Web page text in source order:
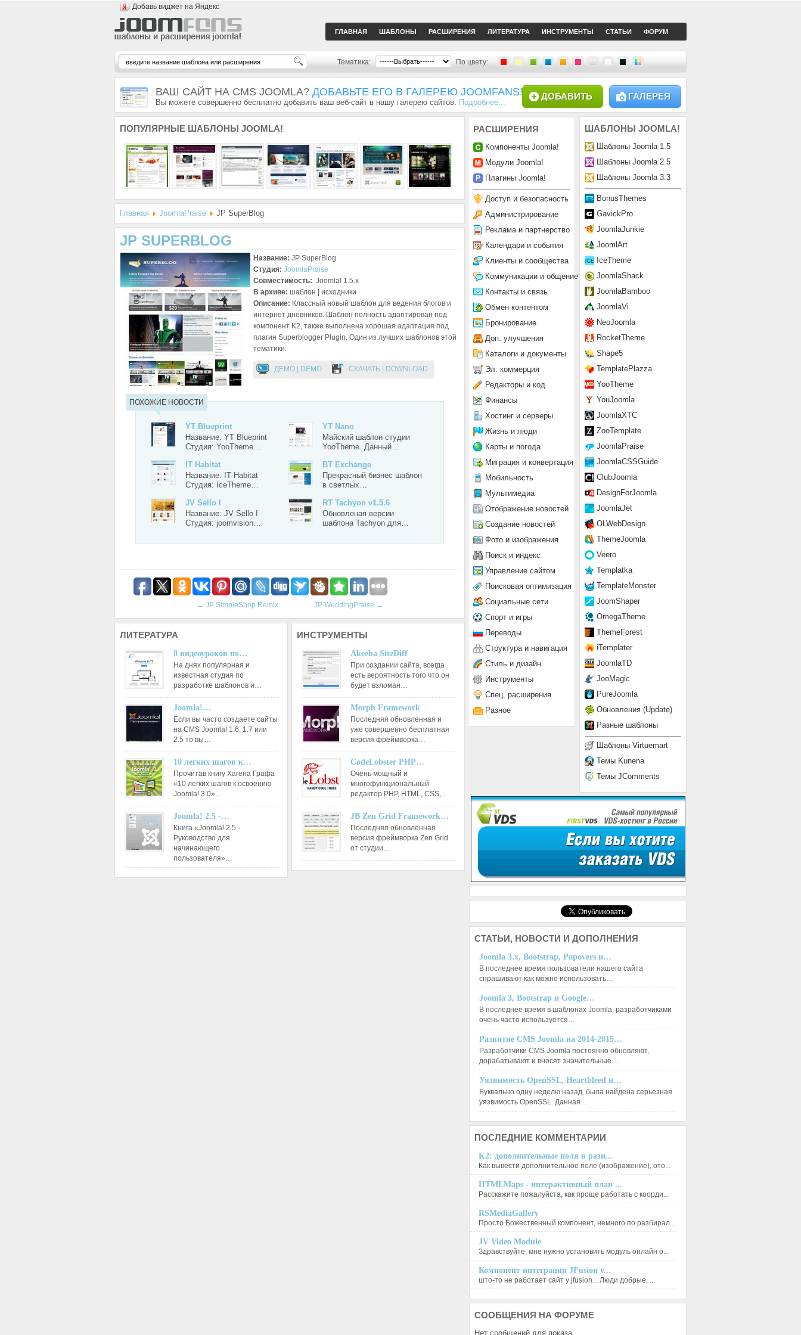
Добавь виджет на Яндекс
ГЛАВНАЯ ШАБЛОНЫ РАСШИРЕНИЯ ЛИТЕРАТУРА ИНСТРУМЕНТЫ СТАТЬИ ФОРУМ
Тематика: По цвету:
ВАШ САЙТ НА CMS JOOMLA? ДОБАВЬТЕ ЕГО В ГАЛЕРЕЮ JOOMFANS!
Вы можете совершенно бесплатно добавить ваш веб-сайт в нашу галерею сайтов. Подробнее...
ГАЛЕРЕЯ
ДОБАВИТЬ
ПОПУЛЯРНЫЕ ШАБЛОНЫ JOOMLA!
Главная JoomlaPraise JP SuperBlog
JP SUPERBLOG
Название: JP SuperBlog
Студия: JoomlaPraise
Совместимость: Joomla! 1.5.x
В архиве: шаблон | исходники
Описание: Классный новый шаблон для ведения блогов и
интернет дневников. Шаблон полность адаптирован под
компонент K2, также выполнена хорошая адаптация под
плагин Superblogger Plugin. Один из лучших шаблонов этой
тематики.
ДЕМО | DEMO СКАЧАТЬ | DOWNLOAD
ПОХОЖИЕ НОВОСТИ
YT Blueprint
Название: YT Blueprint
Студия: YooTheme…
YT Nano
Майский шаблон студии
YooTheme. Данный…
IT Habitat
Название: IT Habitat
Студия: IceTheme…
BT Exchange
Прекрасный бизнес шаблон
в светлых…
JV Sello I
Название: JV Sello I
Студия: joomvision…
RT Tachyon v1.5.6
Обновленая версии
шаблона Tachyon для…
← JP SimpleShop Remix JP WeddingPraise →
ЛИТЕРАТУРА
8 видеоуроков по…
На днях популярная и
известная студия по
разработке шаблонов и…
Joomla!…
Если вы часто создаете сайты
на CMS Joomla! 1.6, 1.7 или
2.5 то вы…
10 легких шагов к…
Прочитав книгу Хагена Графа
«10 легких шагов к освоению
Joomla! 3.0»…
Joomla! 2.5 -…
Книга «Joomla! 2.5 -
Руководство для
начинающего
пользователя»…
ИНСТРУМЕНТЫ
Akeeba SiteDiff
При создании сайта, всегда
есть вероятность того что он
будет взломан…
Morph Framework
Последняя обновленная и
уже совершенно бесплатная
версия фреймворка…
CodeLobster PHP…
Очень мощный и
многофункциональный
редактор РНР, HTML, CSS,…
JB Zen Grid Framework…
Последняя обновленная
версия фреймворка Zen Grid
от студии…
ШАБЛОНЫ JOOMLA!
Шаблоны Joomla 1.5
Шаблоны Joomla 2.5
Шаблоны Joomla 3.3
BonusThemes
GavickPro
JoomlaJunkie
JoomlArt
IceTheme
JoomlaShack
JoomlaBamboo
JoomlaVi
NeoJoomla
RocketTheme
Shape5
TemplatePlazza
YooTheme
YouJoomla
JoomlaXTC
ZooTemplate
JoomlaPraise
JoomlaCSSGuide
ClubJoomla
DesignForJoomla
JoomlaJet
OLWebDesign
ThemeJoomla
Veero
Templatka
TemplateMonster
JoomShaper
OmegaTheme
ThemeForest
iTemplater
JoomlaTD
JooMagic
PureJoomla
Обновления (Update)
Разные шаблоны
Шаблоны Virtuemart
Темы Kunena
Темы JComments
РАСШИРЕНИЯ
Компоненты Joomla!
Модули Joomla!
Плагины Joomla!
Доступ и безопасность
Администрирование
Реклама и партнерство
Календари и события
Клиенты и сообщества
Коммуникации и общение
Контакты и связь
Обмен контентом
Бронирование
Доп. улучшения
Каталоги и документы
Эл. коммерция
Редакторы и код
Финансы
Хостинг и серверы
Жизнь и люди
Карты и погода
Миграция и конвертация
Мобильность
Мультимедиа
Отображение новостей
Создание новостей
Фото и изображения
Поиск и индекс
Управление сайтом
Поисковая оптимизация
Социальные сети
Спорт и игры
Переводы
Структура и навигация
Стиль и дизайн
Инструменты
Спец. расширения
Разное
СТАТЬИ, НОВОСТИ И ДОПОЛНЕНИЯ
Joomla 3.x, Bootstrap, Popovers и…
В последнее время пользователи нашего сайта
спрашивают как можно использовать…
Joomla 3, Bootstrap и Google…
В последнее время в шаблонах Joomla, разработчиками
очень часто используется…
Развитие CMS Joomla на 2014-2015…
Разработчики CMS Joomla постоянно обновляют,
дорабатывают и вносят значительные…
Уязвимость OpenSSL, Heartbleed и…
Буквально одну неделю назад, была найдена серьезная
уязвимость OpenSSL. Данная…
ПОСЛЕДНИЕ КОММЕНТАРИИ
K2: дополнительные поля в разн...
Как вывести дополнительное поле (изображение), ото...
HTMLMaps - интерактивный план ...
Расскажите пожалуйста, как проще работать с коорди...
RSMediaGallery
Просто Божественный компонент, немного по разбирал...
JV Video Module
Здравствуйте, мне нужно установить модуль онлайн о...
Компонент интеграции JFusion v...
што-то не работает сайт у jfusion... Люди добрые, ...
СООБЩЕНИЯ НА ФОРУМЕ
Нет сообщений для показа